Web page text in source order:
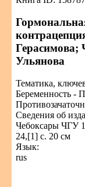
Герасимова;
Ульянова
Тематика,
Беременность -
Сведения об
Чебоксары ЧГУ
24,[1] с. 20 см
Язык:
rus